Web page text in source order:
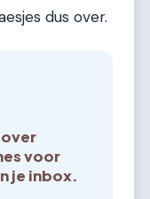
dus over.
voor
je inbox.